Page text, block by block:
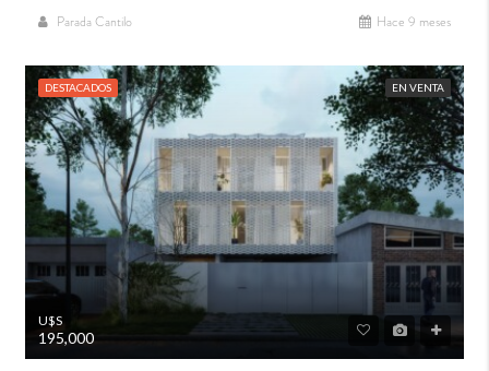
Parada Cantilo Hace 9 meses
DESTACADOS EN VENTA
U$S
195,000